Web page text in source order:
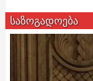
საზოგადოება